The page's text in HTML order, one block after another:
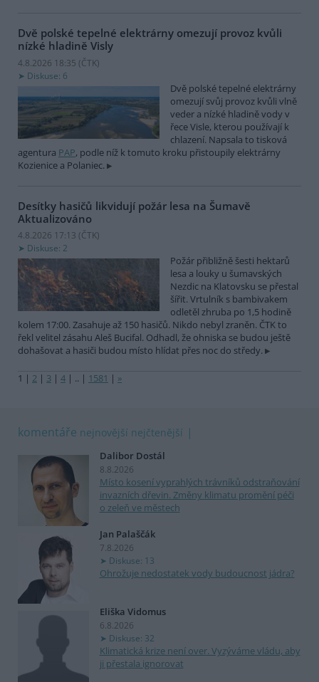
Dvě polské tepelné elektrárny omezují provoz kvůli
nízké hladině Visly
4.8.2026 18:35 (ČTK)
Diskuse: 6
Dvě polské tepelné elektrárny
omezují svůj provoz kvůli vlně
veder a nízké hladině vody v
řece Visle, kterou používají k
chlazení. Napsala to tisková
agentura PAP, podle níž k tomuto kroku přistoupily elektrárny
Kozienice a Polaniec.
Desítky hasičů likvidují požár lesa na Šumavě
Aktualizováno
4.8.2026 17:13 (ČTK)
Diskuse: 2
Požár přibližně šesti hektarů
lesa a louky u šumavských
Nezdic na Klatovsku se přestal
šířit. Vrtulník s bambivakem
odletěl zhruba po 1,5 hodině
kolem 17:00. Zasahuje až 150 hasičů. Nikdo nebyl zraněn. ČTK to
řekl velitel zásahu Aleš Bucifal. Odhadl, že ohniska se budou ještě
dohašovat a hasiči budou místo hlídat přes noc do středy.
1 | 2 | 3 | 4 | .. | 1581 | »
komentáře nejnovější nejčtenější
Dalibor Dostál
8.8.2026
Místo kosení vyprahlých trávníků odstraňování
invazních dřevin. Změny klimatu promění péči
o zeleň ve městech
Jan Palaščák
7.8.2026
Diskuse: 13
Ohrožuje nedostatek vody budoucnost jádra?
Eliška Vidomus
6.8.2026
Diskuse: 32
Klimatická krize není over. Vyzýváme vládu, aby
ji přestala ignorovat